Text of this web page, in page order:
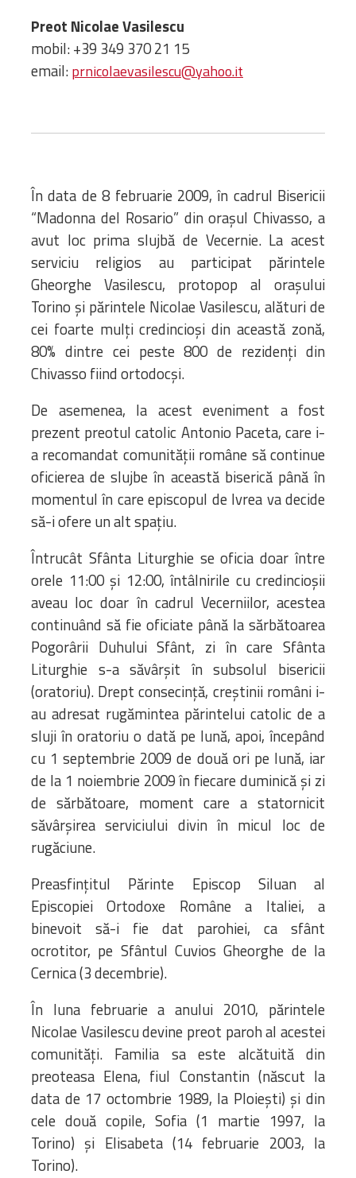
Statutele și legile
Scrisori pastorale
Bibliotecă
Din viața „familiei”
Cuvântul Episcopului
Lectura Lunii
Prezentarea
Parohiilor
CONTACT
Preot Nicolae Vasilescu
mobil: +39 349 370 21 15
email:prnicolaevasilescu@yahoo.it
În data de 8 februarie 2009, în cadrul Bisericii
“Madonna del Rosario” din oraşul Chivasso, a
avut loc prima slujbă de Vecernie. La acest
serviciu religios au participat părintele
Gheorghe Vasilescu, protopop al oraşului
Torino şi părintele Nicolae Vasilescu, alături de
cei foarte mulţi credincioşi din această zonă,
80% dintre cei peste 800 de rezidenţi din
Chivasso fiind ortodocşi.
De asemenea, la acest eveniment a fost
prezent preotul catolic Antonio Paceta, care i-
a recomandat comunităţii române să continue
oficierea de slujbe în această biserică până în
momentul în care episcopul de Ivrea va decide
să-i ofere un alt spaţiu.
Întrucât Sfânta Liturghie se oficia doar între
orele 11:00 şi 12:00, întâlnirile cu credincioşii
aveau loc doar în cadrul Vecerniilor, acestea
continuând să fie oficiate până la sărbătoarea
Pogorârii Duhului Sfânt, zi în care Sfânta
Liturghie s-a săvârşit în subsolul bisericii
(oratoriu). Drept consecinţă, creştinii români i-
au adresat rugămintea părintelui catolic de a
sluji în oratoriu o dată pe lună, apoi, începând
cu 1 septembrie 2009 de două ori pe lună, iar
de la 1 noiembrie 2009 în fiecare duminică şi zi
de sărbătoare, moment care a statornicit
săvârşirea serviciului divin în micul loc de
rugăciune.
Preasfinţitul Părinte Episcop Siluan al
Episcopiei Ortodoxe Române a Italiei, a
binevoit să-i fie dat parohiei, ca sfânt
ocrotitor, pe Sfântul Cuvios Gheorghe de la
Cernica (3 decembrie).
În luna februarie a anului 2010, părintele
Nicolae Vasilescu devine preot paroh al acestei
comunităţi. Familia sa este alcătuită din
preoteasa Elena, fiul Constantin (născut la
data de 17 octombrie 1989, la Ploieşti) şi din
cele două copile, Sofia (1 martie 1997, la
Torino) şi Elisabeta (14 februarie 2003, la
Torino).